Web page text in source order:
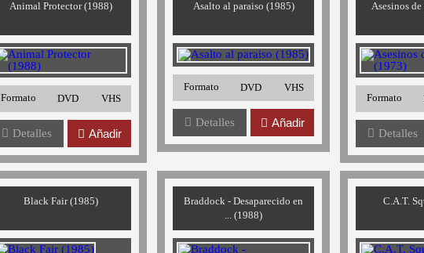
Animal Protector (1988)
Formato DVD VHS
Detalles Añadir
Asalto al paraiso (1985)
Formato DVD VHS
Detalles Añadir
Asesinos
Formato
Detalles
Black Fair (1985)
Braddock - Desaparecido en
... (1988)
C.A.T.